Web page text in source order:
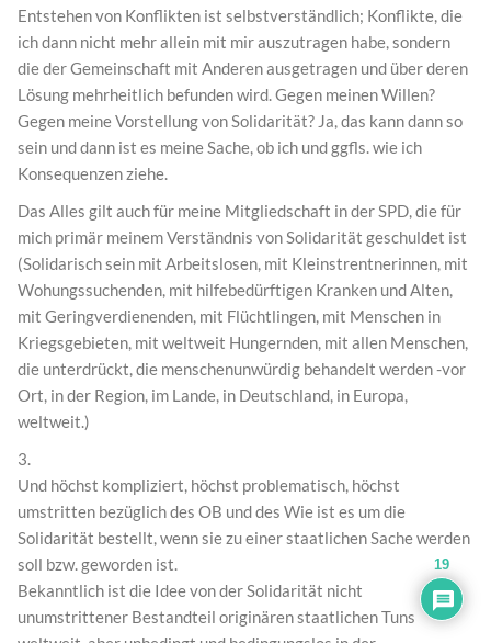
Entstehen von Konflikten ist selbstverständlich; Konflikte, die
ich dann nicht mehr allein mit mir auszutragen habe, sondern
die der Gemeinschaft mit Anderen ausgetragen und über deren
Lösung mehrheitlich befunden wird. Gegen meinen Willen?
Gegen meine Vorstellung von Solidarität? Ja, das kann dann so
sein und dann ist es meine Sache, ob ich und ggfls. wie ich
Konsequenzen ziehe.
Das Alles gilt auch für meine Mitgliedschaft in der SPD, die für
mich primär meinem Verständnis von Solidarität geschuldet ist
(Solidarisch sein mit Arbeitslosen, mit Kleinstrentnerinnen, mit
Wohungssuchenden, mit hilfebedürftigen Kranken und Alten,
mit Geringverdienenden, mit Flüchtlingen, mit Menschen in
Kriegsgebieten, mit weltweit Hungernden, mit allen Menschen,
die unterdrückt, die menschenunwürdig behandelt werden -vor
Ort, in der Region, im Lande, in Deutschland, in Europa,
weltweit.)
3.
Und höchst kompliziert, höchst problematisch, höchst
umstritten bezüglich des OB und des Wie ist es um die
Solidarität bestellt, wenn sie zu einer staatlichen Sache werden
soll bzw. geworden ist.
Bekanntlich ist die Idee von der Solidarität nicht
unumstrittener Bestandteil originären staatlichen Tuns
19